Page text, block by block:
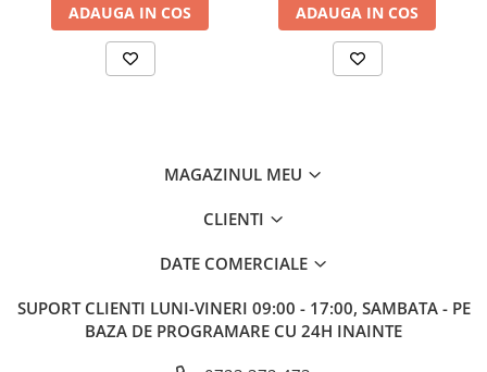
ADAUGA IN COS ADAUGA IN COS
MAGAZINUL MEU
CLIENTI
DATE COMERCIALE
SUPORT CLIENTI LUNI-VINERI 09:00 - 17:00, SAMBATA - PE
BAZA DE PROGRAMARE CU 24H INAINTE